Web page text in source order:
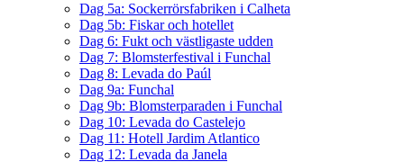
Dag 5a: Sockerrörsfabriken i Calheta
Dag 5b: Fiskar och hotellet
Dag 6: Fukt och västligaste udden
Dag 7: Blomsterfestival i Funchal
Dag 8: Levada do Paúl
Dag 9a: Funchal
Dag 9b: Blomsterparaden i Funchal
Dag 10: Levada do Castelejo
Dag 11: Hotell Jardim Atlantico
Dag 12: Levada da Janela